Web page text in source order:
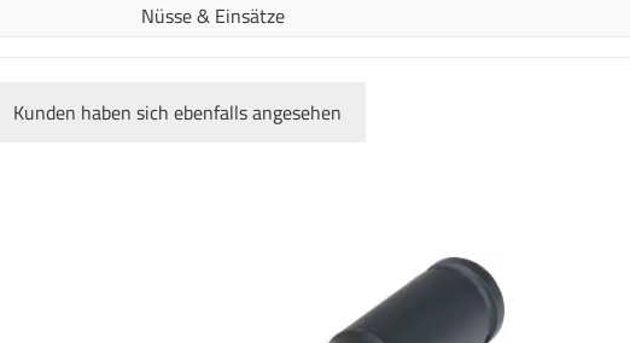
Nüsse & Einsätze
Kunden haben sich ebenfalls angesehen